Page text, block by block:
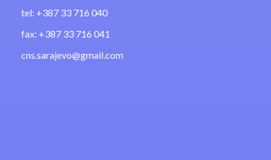
tel: +387 33 716 040
fax: +387 33 716 041
cns.sarajevo@gmail.com